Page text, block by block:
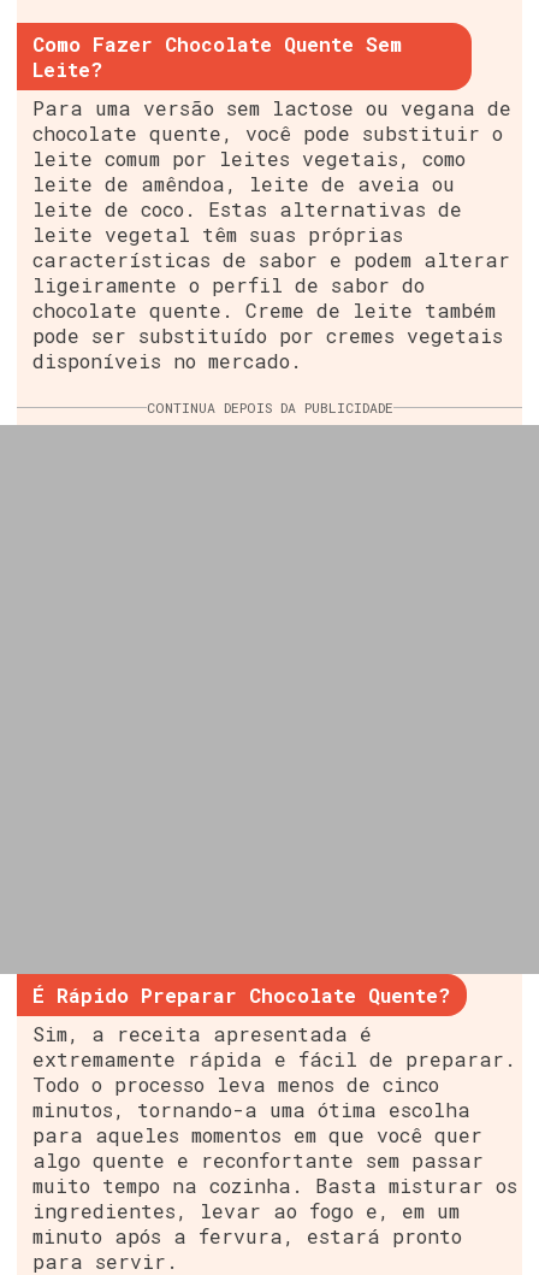
Como Fazer Chocolate Quente Sem
Leite?
Para uma versão sem lactose ou vegana de
chocolate quente, você pode substituir o
leite comum por leites vegetais, como
leite de amêndoa, leite de aveia ou
leite de coco. Estas alternativas de
leite vegetal têm suas próprias
características de sabor e podem alterar
ligeiramente o perfil de sabor do
chocolate quente. Creme de leite também
pode ser substituído por cremes vegetais
disponíveis no mercado.
CONTINUA DEPOIS DA PUBLICIDADE
É Rápido Preparar Chocolate Quente?
Sim, a receita apresentada é
extremamente rápida e fácil de preparar.
Todo o processo leva menos de cinco
minutos, tornando-a uma ótima escolha
para aqueles momentos em que você quer
algo quente e reconfortante sem passar
muito tempo na cozinha. Basta misturar os
ingredientes, levar ao fogo e, em um
minuto após a fervura, estará pronto
para servir.